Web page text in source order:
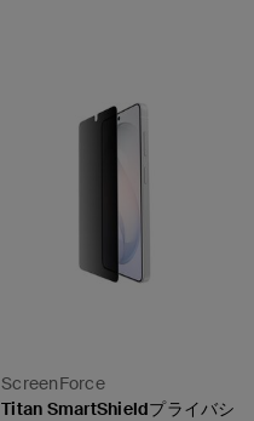
ScreenForce
Titan SmartShieldプライバシ